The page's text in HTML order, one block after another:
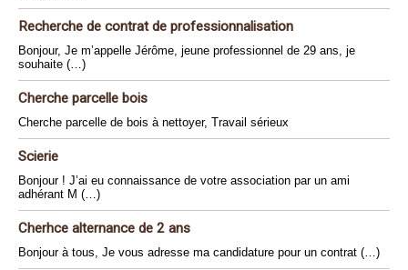
Recherche de contrat de professionnalisation
Bonjour, Je m’appelle Jérôme, jeune professionnel de 29 ans, je
souhaite (…)
Cherche parcelle bois
Cherche parcelle de bois à nettoyer, Travail sérieux
Scierie
Bonjour ! J’ai eu connaissance de votre association par un ami
adhérant M (…)
Cherhce alternance de 2 ans
Bonjour à tous, Je vous adresse ma candidature pour un contrat (…)